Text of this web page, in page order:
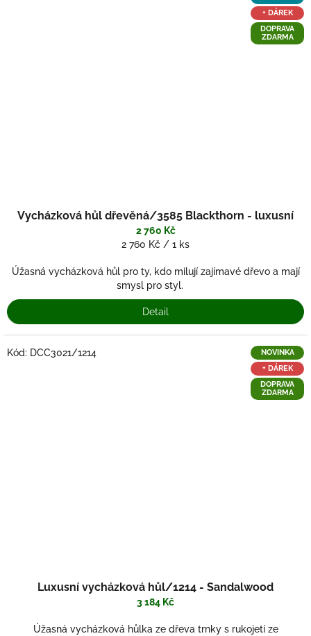
+ DÁREK
DOPRAVA
ZDARMA
Vycházková hůl dřevěná/3585 Blackthorn - luxusní
2 760 Kč
Měrná
2 760 Kč / 1 ks
Úžasná vycházková hůl pro ty, kdo milují zajímavé dřevo a mají
smysl pro styl.
Detail
NOVINKA
+ DÁREK
DOPRAVA
ZDARMA
Luxusní vycházková hůl/1214 - Sandalwood
3 184 Kč
Úžasná vycházková hůlka ze dřeva trnky s rukojetí ze
Kód: DCC3021/1214